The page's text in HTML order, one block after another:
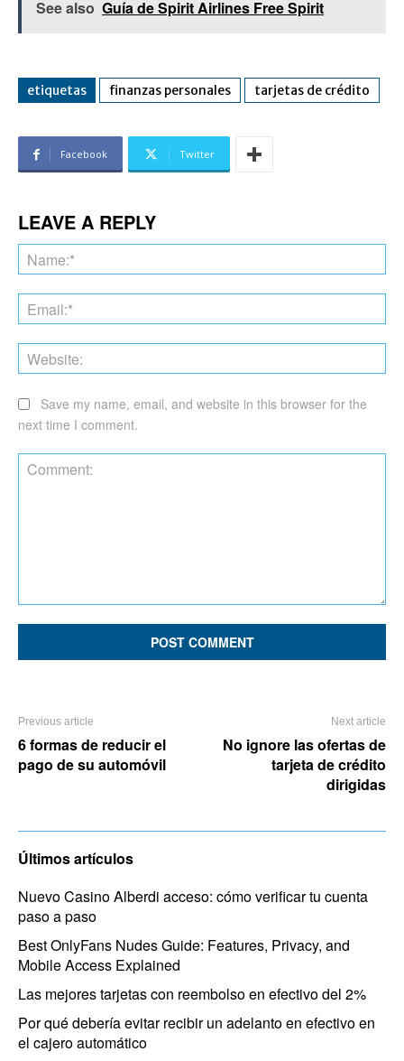
See also Guía de Spirit Airlines Free Spirit
etiquetas finanzas personales tarjetas de crédito
Facebook Twitter
LEAVE A REPLY
Save my name, email, and website in this browser for the
next time I comment.
Previous article
6 formas de reducir el
pago de su automóvil
Next article
No ignore las ofertas de
tarjeta de crédito
dirigidas
Últimos artículos
Nuevo Casino Alberdi acceso: cómo verificar tu cuenta
paso a paso
Best OnlyFans Nudes Guide: Features, Privacy, and
Mobile Access Explained
Las mejores tarjetas con reembolso en efectivo del 2%
Por qué debería evitar recibir un adelanto en efectivo en
el cajero automático